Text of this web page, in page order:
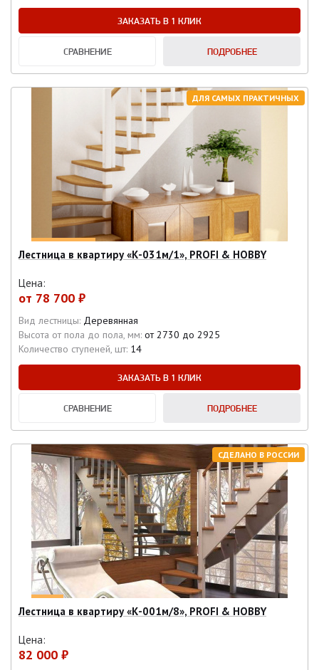
ЗАКАЗАТЬ В 1 КЛИК
СРАВНЕНИЕ ПОДРОБНЕЕ
ДЛЯ САМЫХ ПРАКТИЧНЫХ
Лестница в квартиру «К-031м/1», PROFI & HOBBY
Цена:
от 78 700 ₽
Вид лестницы: Деревянная
Высота от пола до пола, мм: от 2730 до 2925
Количество ступеней, шт: 14
ЗАКАЗАТЬ В 1 КЛИК
СРАВНЕНИЕ ПОДРОБНЕЕ
СДЕЛАНО В РОССИИ
Лестница в квартиру «К-001м/8», PROFI & HOBBY
Цена:
82 000 ₽